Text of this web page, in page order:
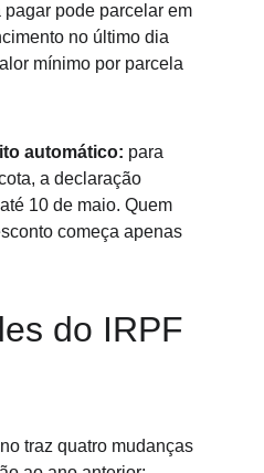
pode parcelar em
no último dia
mínimo por parcela
automático: para
a declaração
10 de maio. Quem
começa apenas
do IRPF
traz quatro mudanças